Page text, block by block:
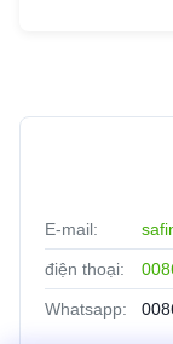
E-mail:
điện thoại:
Whatsapp: